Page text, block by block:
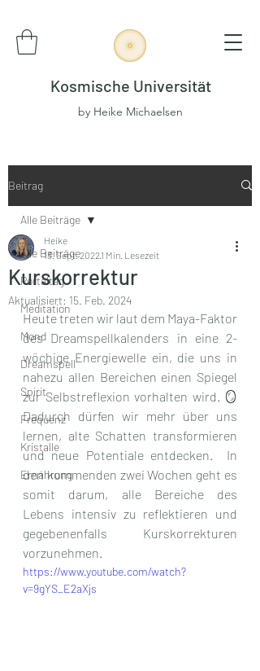
Kosmische Universität
by Heike Michaelsen
Beitrag
Alle Beiträge
Portaltag
Meditation
Mond
Dreamspell
Spirit
Frequenz
Kristalle
Ernährung
Alle Beiträge
Kurskorrektur
Heike
13. Sept. 20221 Min. Lesezeit
Aktualisiert: 15. Feb. 2024
Heute treten wir laut dem Maya-Faktor
des Dreamspellkalenders in eine 2-
wöchige Energiewelle ein, die uns in
nahezu allen Bereichen einen Spiegel
zur Selbstreflexion vorhalten wird. 🪞
Dadurch dürfen wir mehr über uns
lernen, alte Schatten transformieren
und neue Potentiale entdecken.  In
den kommenden zwei Wochen geht es
somit darum, alle Bereiche des
Lebens intensiv zu reflektieren und
gegebenenfalls Kurskorrekturen
vorzunehmen.
https://www.youtube.com/watch?
v=9gYS_E2aXjs